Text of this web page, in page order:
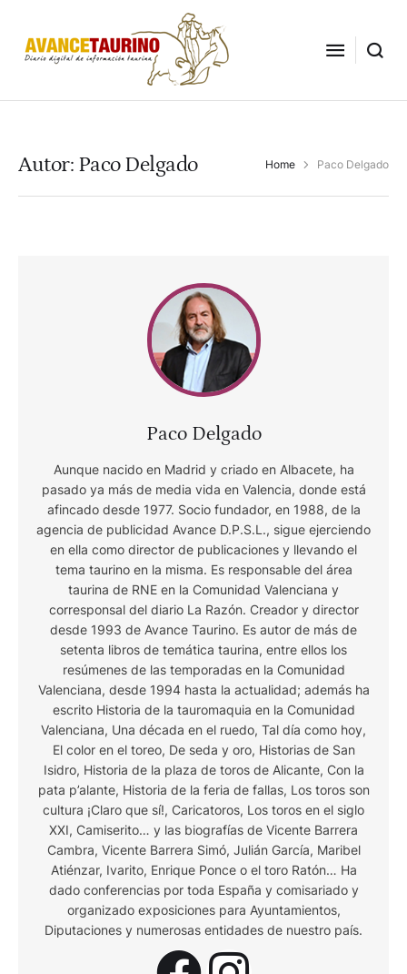
Autor: Paco Delgado Home Paco Delgado
Paco Delgado
Aunque nacido en Madrid y criado en Albacete, ha
pasado ya más de media vida en Valencia, donde está
afincado desde 1977. Socio fundador, en 1988, de la
agencia de publicidad Avance D.P.S.L., sigue ejerciendo
en ella como director de publicaciones y llevando el
tema taurino en la misma. Es responsable del área
taurina de RNE en la Comunidad Valenciana y
corresponsal del diario La Razón. Creador y director
desde 1993 de Avance Taurino. Es autor de más de
setenta libros de temática taurina, entre ellos los
resúmenes de las temporadas en la Comunidad
Valenciana, desde 1994 hasta la actualidad; además ha
escrito Historia de la tauromaquia en la Comunidad
Valenciana, Una década en el ruedo, Tal día como hoy,
El color en el toreo, De seda y oro, Historias de San
Isidro, Historia de la plaza de toros de Alicante, Con la
pata p’alante, Historia de la feria de fallas, Los toros son
cultura ¡Claro que sí!, Caricatoros, Los toros en el siglo
XXI, Camiserito… y las biografías de Vicente Barrera
Cambra, Vicente Barrera Simó, Julián García, Maribel
Atiénzar, Ivarito, Enrique Ponce o el toro Ratón… Ha
dado conferencias por toda España y comisariado y
organizado exposiciones para Ayuntamientos,
Diputaciones y numerosas entidades de nuestro país.